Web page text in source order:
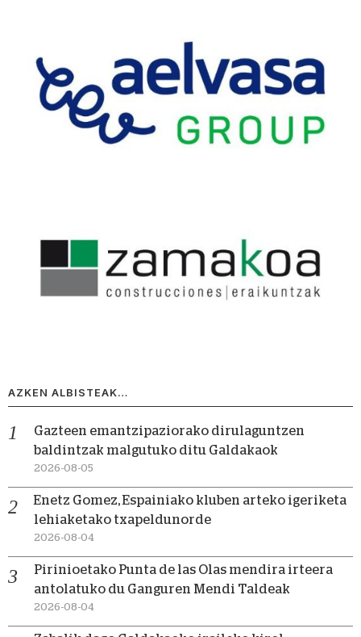
AZKEN ALBISTEAK…
Gazteen emantzipaziorako dirulaguntzen
baldintzak malgutuko ditu Galdakaok
2026-08-05
Enetz Gomez, Espainiako kluben arteko igeriketa
lehiaketako txapeldunorde
2026-08-04
Pirinioetako Punta de las Olas mendira irteera
antolatuko du Ganguren Mendi Taldeak
2026-08-04